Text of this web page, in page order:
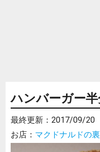
ハンバーガー
最終更新： 2017/09/20
お店： マクドナルドの